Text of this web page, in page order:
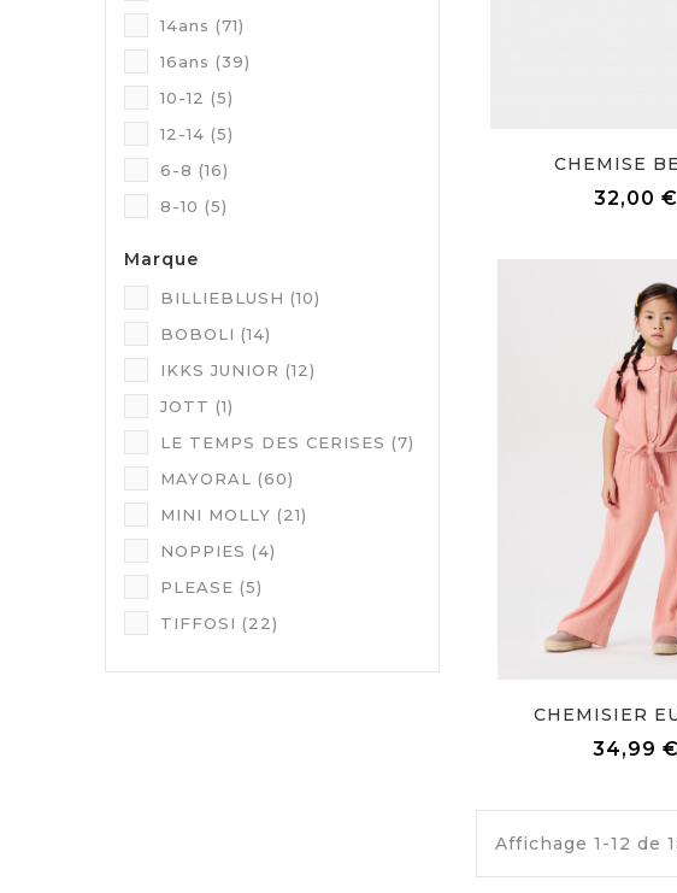
14ans (71)
16ans (39)
10-12 (5)
12-14 (5)
6-8 (16)
8-10 (5)
Marque
BILLIEBLUSH (10)
BOBOLI (14)
IKKS JUNIOR (12)
JOTT (1)
LE TEMPS DES CERISES (7)
MAYORAL (60)
MINI MOLLY (21)
NOPPIES (4)
PLEASE (5)
TIFFOSI (22)
CHEMISE
32,00 €
CHEMISIER
34,99 €
Affichage 1-12 de